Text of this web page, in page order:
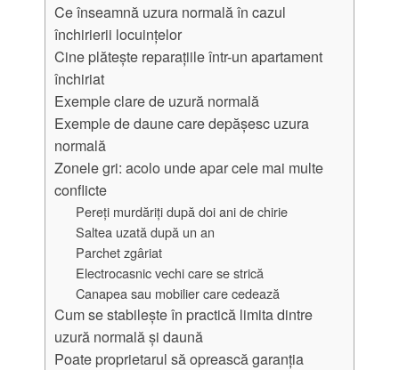
Ce înseamnă uzura normală în cazul
închirierii locuințelor
Cine plătește reparațiile într-un apartament
închiriat
Exemple clare de uzură normală
Exemple de daune care depășesc uzura
normală
Zonele gri: acolo unde apar cele mai multe
conflicte
Pereți murdăriți după doi ani de chirie
Saltea uzată după un an
Parchet zgâriat
Electrocasnic vechi care se strică
Canapea sau mobilier care cedează
Cum se stabilește în practică limita dintre
uzură normală și daună
Poate proprietarul să oprească garanția